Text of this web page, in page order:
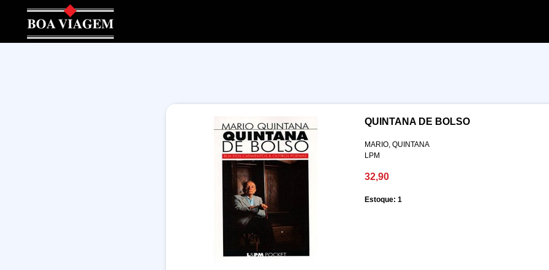
QUINTANA DE BOLSO
MARIO, QUINTANA
LPM
32,90
Estoque: 1